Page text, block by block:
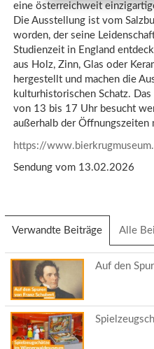
eine österreichweit
Die Ausstellung ist vom
worden, der seine
Studienzeit in England
aus Holz, Zinn, Glas oder
hergestellt und machen die
kulturhistorischen Schatz.
von 13 bis 17 Uhr besucht
außerhalb der Öffnungszeiten
https://
Sendung vom 13.02.2026
Verwandte Beiträge (aktiver
Reiter)
Alle
Auf den